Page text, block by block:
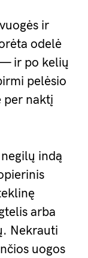
ir
odelė
ir po kelių
pelėsio
per naktį
indą
arba
Nekrauti
uogos